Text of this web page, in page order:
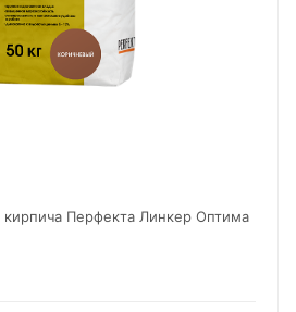
кирпича Перфекта Линкер Оптима